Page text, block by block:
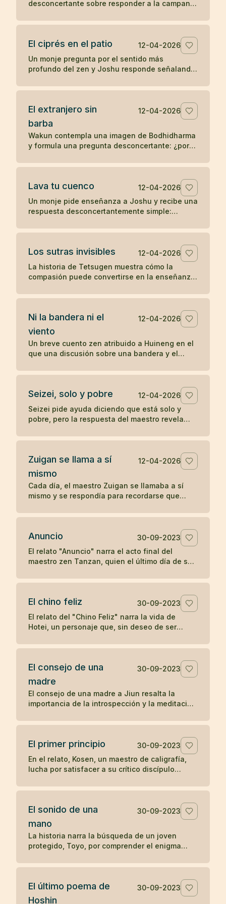
desconcertante sobre responder a la campana
koan sobre sonido, forma y comprensión
El ciprés en el patio
12-04-2026
Un monje pregunta por el sentido más
profundo del zen y Joshu responde señalando
no se separa de lo inmediato.
El extranjero sin
barba
12-04-2026
Wakun contempla una imagen de Bodhidharma
y formula una pregunta desconcertante: ¿por
sobre percepción y realidad.
Lava tu cuenco
12-04-2026
Un monje pide enseñanza a Joshu y recibe una
respuesta desconcertantemente simple:
sobre la práctica directa y lo inmediato.
Los sutras invisibles
12-04-2026
La historia de Tetsugen muestra cómo la
compasión puede convertirse en la enseñanza
vivió ayudando a quienes sufrían.
Ni la bandera ni el
viento
12-04-2026
Un breve cuento zen atribuido a Huineng en el
que una discusión sobre una bandera y el
en la mente.
Seizei, solo y pobre
12-04-2026
Seizei pide ayuda diciendo que está solo y
pobre, pero la respuesta del maestro revela
koan sobre carencia y plenitud.
Zuigan se llama a sí
mismo
12-04-2026
Cada día, el maestro Zuigan se llamaba a sí
mismo y se respondía para recordarse que
engañar. Un koan sobre la vigilancia interior.
Anuncio
30-09-2023
El relato "Anuncio" narra el acto final del
maestro zen Tanzan, quien el último día de su
partida. Con simplicidad y aceptación, Tanzan
la muerte.
El chino feliz
30-09-2023
El relato del "Chino Feliz" narra la vida de
Hotei, un personaje que, sin deseo de ser
alegría a los niños con dulces y frutas,
cambio de su atención. Su simple acción de
dejar caer y recoger su saco en respuesta a
preguntas sobre el significado y la realización
del zen, ilustra una enseñanza zen sobre la
simplicidad y el desapego.
El consejo de una
madre
30-09-2023
El consejo de una madre a Jiun resalta la
importancia de la introspección y la meditación
en contraposición a la mera acumulación de
de este relato, se subraya el valor del auto-
conocimiento personal sobre la enseñanza
erudita y superficial.
El primer principio
30-09-2023
En el relato, Kosen, un maestro de caligrafía,
lucha por satisfacer a su crítico discípulo
principio" que se tallará en la puerta del templo
una ausencia momentánea del discípulo para
finalmente crear una obra maestra. El relato
ilustra cómo la espontaneidad y la liberación
de juicios externos pueden conducir a la
creativa.
El sonido de una
mano
30-09-2023
La historia narra la búsqueda de un joven
protegido, Toyo, por comprender el enigma
sonido de una mano. A través de la meditación
mundanos, Toyo finalmente llega a la
realización del sonido insonoro, simbolizando
El último poema de
Hoshin
30-09-2023